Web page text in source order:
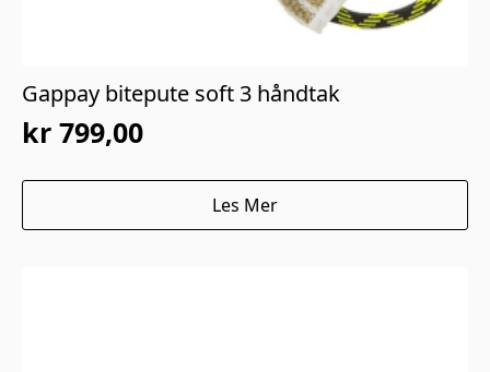
Gappay bitepute soft 3 håndtak
kr 799,00
Les Mer